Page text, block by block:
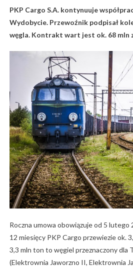
PKP Cargo S.A. kontynuuje
Wydobycie. Przewoźnik podpisał
węgla. Kontrakt wart jest ok. 68 mln
Roczna umowa obowiązuje od 5 lutego
12 miesięcy PKP Cargo przewiezie ok.
3,3 mln ton to węgiel przeznaczony dla
(Elektrownia Jaworzno II, Elektrownia